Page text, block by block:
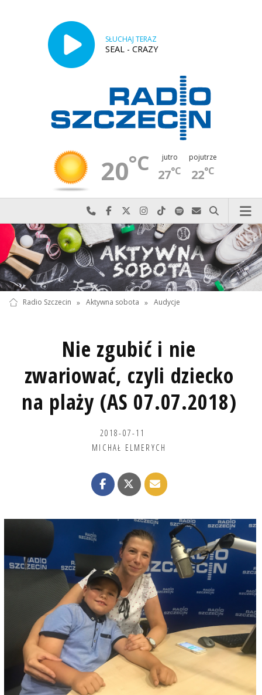
SŁUCHAJ TERAZ
SEAL - CRAZY
20°C jutro
27°C
pojutrze
22°C
Najlepiej po prostu do nas zadzwoń
Odwiedź nas na Facebook-u
Odwiedź nas na X
Odwiedź nas na Instagram-ie
Odwiedź nas na TikTok-u
Szukaj nas na Spotify
Wyślij do nas
Szukaj
Radio Szczecin » Aktywna sobota » Audycje
Nie zgubić i nie
zwariować, czyli dziecko
na plaży (AS 07.07.2018)
2018-07-11
MICHAŁ ELMERYCH